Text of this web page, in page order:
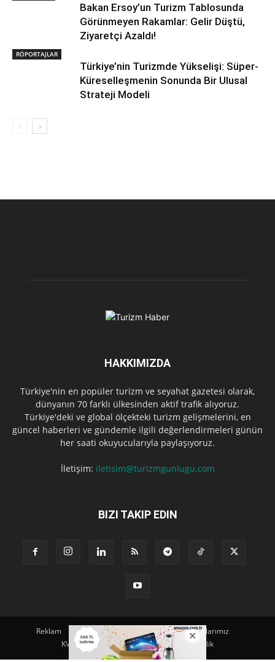
Bakan Ersoy’un Turizm Tablosunda
Görünmeyen Rakamlar: Gelir Düştü,
Ziyaretçi Azaldı!
RÖPORTAJLAR
Türkiye’nin Turizmde Yükselişi: Süper-
Küreselleşmenin Sonunda Bir Ulusal
Strateji Modeli
HAKKIMIZDA
Türkiye'nin en popüler turizm ve seyahat gazetesi olarak,
dünyanın 70 farklı ülkesinden aktif trafik alıyoruz.
Türkiye'deki ve global ölçekteki turizm gelişmelerini, en
güncel haberleri ve gündemle ilgili değerlendirmeleri günün
her saati okuyucularıyla paylaşıyoruz.
İletişim: iletisim@turizmgunlugu.com
BIZI TAKIP EDIN
Reklam Künye Hakkımızda Iletişim
Yazarlarımız
KVKK Aydınlatma Metni
Kullanım ve Gizlilik